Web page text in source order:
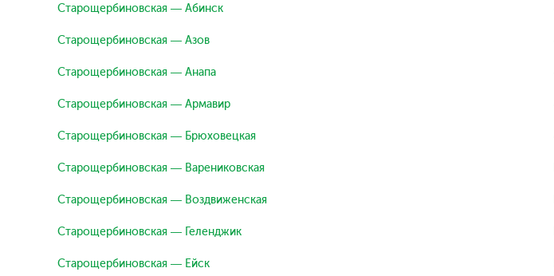
Старощербиновская — Абинск
Старощербиновская — Азов
Старощербиновская — Анапа
Старощербиновская — Армавир
Старощербиновская — Брюховецкая
Старощербиновская — Варениковская
Старощербиновская — Воздвиженская
Старощербиновская — Геленджик
Старощербиновская — Ейск